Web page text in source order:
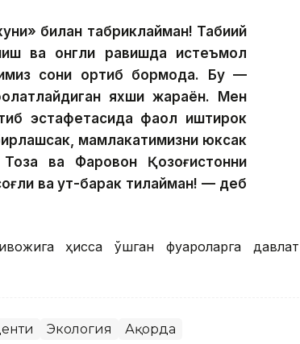
билан табриклайман! Табиий
ва онгли равишда истеъмол
сони ортиб бормоқда. Бу —
яхши жараён. Мен
эстафетасида фаол иштирок
мамлакатимизни юксак
Тоза ва Фаровон Қозоғистонни
ва қут-барак тилайман! — деб
ҳисса қўшган фуқароларга давлат
Экология Ақорда